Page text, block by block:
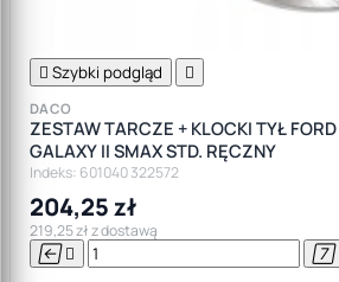
 Szybki podgląd 
DACO
ZESTAW TARCZE + KLOCKI TYŁ
GALAXY II SMAX STD. RĘCZNY
Indeks: 601040 322572
204,25 zł
219,25 zł z dostawą
  